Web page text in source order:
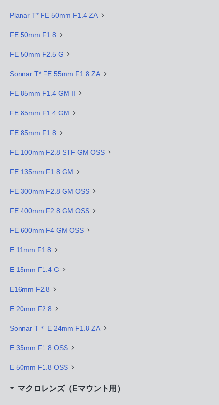
Planar T* FE 50mm F1.4 ZA
FE 50mm F1.8
FE 50mm F2.5 G
Sonnar T* FE 55mm F1.8 ZA
FE 85mm F1.4 GM II
FE 85mm F1.4 GM
FE 85mm F1.8
FE 100mm F2.8 STF GM OSS
FE 135mm F1.8 GM
FE 300mm F2.8 GM OSS
FE 400mm F2.8 GM OSS
FE 600mm F4 GM OSS
E 11mm F1.8
E 15mm F1.4 G
E16mm F2.8
E 20mm F2.8
Sonnar T＊ E 24mm F1.8 ZA
E 35mm F1.8 OSS
E 50mm F1.8 OSS
マクロレンズ（Eマウント用）